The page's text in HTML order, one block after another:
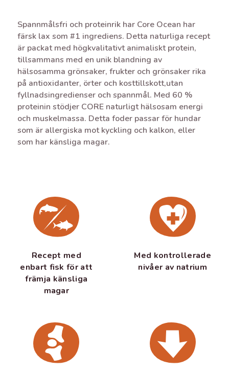
Spannmålsfri och proteinrik har Core Ocean har
färsk lax som #1 ingrediens. Detta naturliga recept
är packat med högkvalitativt animaliskt protein,
tillsammans med en unik blandning av
hälsosamma grönsaker, frukter och grönsaker rika
på antioxidanter, örter och kosttillskott,utan
fyllnadsingredienser och spannmål. Med 60 %
proteinin stödjer CORE naturligt hälsosam energi
och muskelmassa. Detta foder passar för hundar
som är allergiska mot kyckling och kalkon, eller
som har känsliga magar.
Recept med
enbart fisk för att
främja känsliga
magar
Med kontrollerade
nivåer av natrium